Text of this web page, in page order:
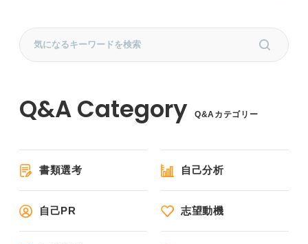
Q&Aカテゴリー
書類選考 自己分析
自己PR 志望動機